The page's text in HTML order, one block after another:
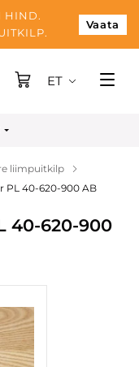
HIND.
Vaata
ET
liimpuitkilp
PL 40-620-900 AB
40-620-900